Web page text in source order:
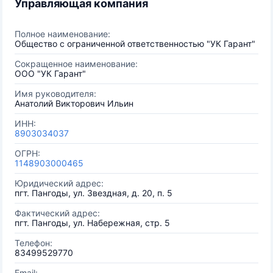
Управляющая компания
Полное наименование:
Общество с ограниченной ответственностью "УК Гарант"
Сокращенное наименование:
ООО "УК Гарант"
Имя руководителя:
Анатолий Викторович Ильин
ИНН:
8903034037
ОГРН:
1148903000465
Юридический адрес:
пгт. Пангоды, ул. Звездная, д. 20, п. 5
Фактический адрес:
пгт. Пангоды, ул. Набережная, стр. 5
Телефон:
83499529770